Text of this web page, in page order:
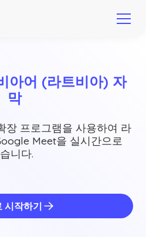
아어 (라트비아) 자
막
장 프로그램을 사용하여 라
Meet을 실시간으로
니다.
시작하기